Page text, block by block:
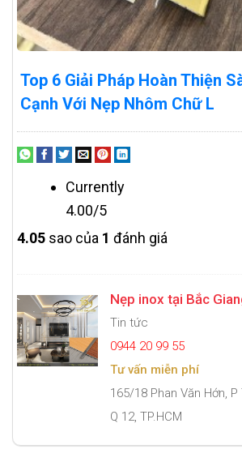
Top 6 Giải Pháp Hoàn Thiện
Cạnh Với Nẹp Nhôm Chữ L
Currently
4.00/5
4.05 sao của 1 đánh giá
Nẹp inox tại Bắc
Tin tức
0944 20 99 55
Tư vấn miễn phí
165/18 Phan Văn Hớn, P
Q 12, TP.HCM